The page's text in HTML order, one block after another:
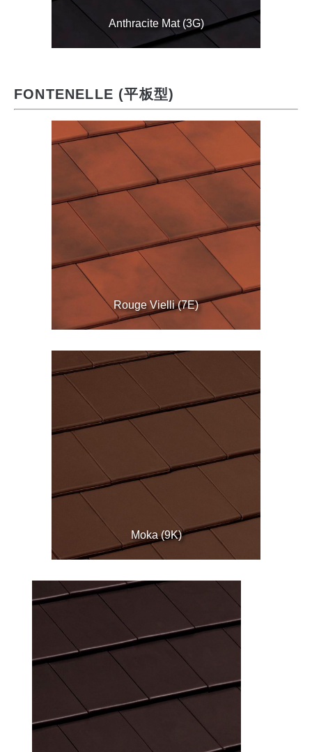
Anthracite Mat (3G)
FONTENELLE (平板型)
Rouge Vielli (7E)
Moka (9K)